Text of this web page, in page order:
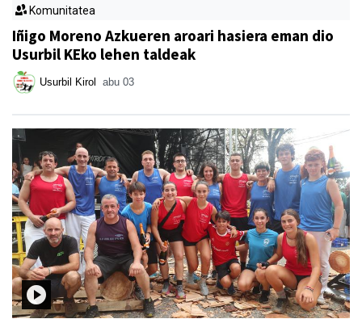
Komunitatea
Iñigo Moreno Azkueren aroari hasiera eman dio
Usurbil KEko lehen taldeak
Usurbil Kirol abu 03